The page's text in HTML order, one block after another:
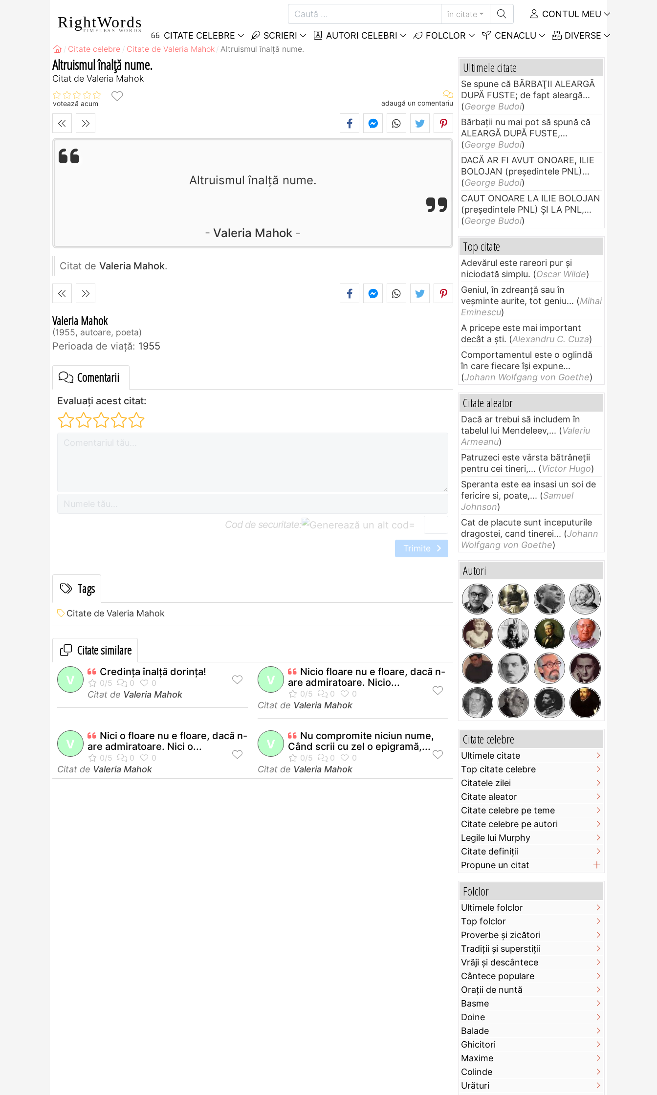
RightWords
TIMELESS WORDS
în citate CONTUL MEU
CITATE CELEBRE SCRIERI AUTORI CELEBRI FOLCLOR CENACLU DIVERSE
Citate celebre Citate de Valeria Mahok Altruismul înalţă nume.
Altruismul înalţă nume.
Citat de Valeria Mahok
votează acum adaugă un comentariu
Altruismul înalţă nume.
Valeria Mahok
Citat de Valeria Mahok.
Valeria Mahok
1955, autoare, poeta
Perioada de viaţă: 1955
Comentarii
Evaluați acest citat:
Cod de securitate: =
Trimite
Tags
Citate de Valeria Mahok
Citate similare
V
Credinţa înalţă dorinţa!
Citat de Valeria Mahok
V
Nicio floare nu e floare, dacă n-
are admiratoare. Nicio...
Citat de Valeria Mahok
V
Nici o floare nu e floare, dacă n-
are admiratoare. Nici o...
Citat de Valeria Mahok
V
Nu compromite niciun nume,
Când scrii cu zel o epigramă,...
Citat de Valeria Mahok
Ultimele citate
Se spune că BĂRBAŢII ALEARGĂ
DUPĂ FUSTE; de fapt aleargă...
(George Budoi)
Bărbaţii nu mai pot să spună că
ALEARGĂ DUPĂ FUSTE,...
(George Budoi)
DACĂ AR FI AVUT ONOARE, ILIE
BOLOJAN (preşedintele PNL)...
(George Budoi)
CAUT ONOARE LA ILIE BOLOJAN
(preşedintele PNL) ŞI LA PNL,...
(George Budoi)
Top citate
Adevărul este rareori pur și
niciodată simplu. (Oscar Wilde)
Geniul, în zdreanţă sau în
veşminte aurite, tot geniu... (Mihai
Eminescu)
A pricepe este mai important
decât a ști. (Alexandru C. Cuza)
Comportamentul este o oglindă
în care fiecare își expune...
(Johann Wolfgang von Goethe)
Citate aleator
Dacă ar trebui să includem în
tabelul lui Mendeleev,... (Valeriu
Armeanu)
Patruzeci este vârsta bătrâneții
pentru cei tineri,... (Victor Hugo)
Speranta este ea insasi un soi de
fericire si, poate,... (Samuel
Johnson)
Cat de placute sunt inceputurile
dragostei, cand tinerei... (Johann
Wolfgang von Goethe)
Autori
Citate celebre
Ultimele citate
Top citate celebre
Citatele zilei
Citate aleator
Citate celebre pe teme
Citate celebre pe autori
Legile lui Murphy
Citate definiţii
Propune un citat
Folclor
Ultimele folclor
Top folclor
Proverbe și zicători
Tradiții și superstiții
Vrăji și descântece
Cântece populare
Orații de nuntă
Basme
Doine
Balade
Ghicitori
Maxime
Colinde
Urături